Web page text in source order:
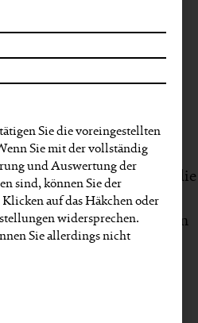
für Internationale
GmbH ist ein weltweit
arbeitet als
Unternehmen
Ziel, die
Menschen weltweit zu
Lebensgrundlagen
Sie die voreingestellten
Sie mit der vollständig
und Auswertung der
sind, können Sie der
auf das Häkchen oder
widersprechen.
Sie allerdings nicht